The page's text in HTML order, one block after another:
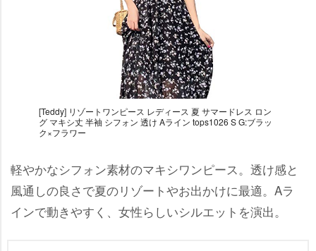
[Teddy] リゾートワンピース レディース 夏 サマードレス ロン
グ マキシ丈 半袖 シフォン 透け Aライン tops1026 S G:ブラッ
ク×フラワー
軽やかなシフォン素材のマキシワンピース。透け感と
風通しの良さで夏のリゾートやお出かけに最適。Aラ
インで動きやすく、女性らしいシルエットを演出。